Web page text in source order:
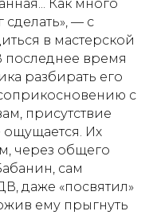
Как много
— с
в мастерской
последнее время
разбирать его
с
присутствие
Их
через общего
сам
даже «посвятил»
ему прыгнуть